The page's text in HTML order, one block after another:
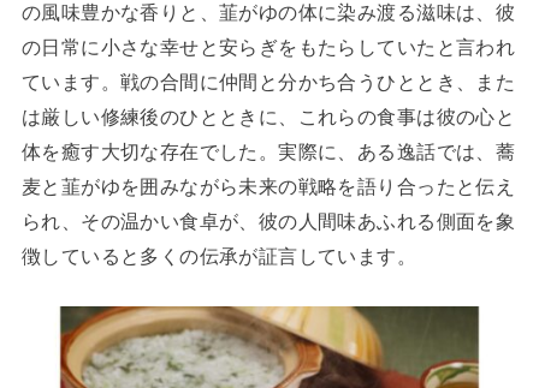
の風味豊かな香りと、韮がゆの体に染み渡る滋味は、彼
の日常に小さな幸せと安らぎをもたらしていたと言われ
ています。戦の合間に仲間と分かち合うひととき、また
は厳しい修練後のひとときに、これらの食事は彼の心と
体を癒す大切な存在でした。実際に、ある逸話では、蕎
麦と韮がゆを囲みながら未来の戦略を語り合ったと伝え
られ、その温かい食卓が、彼の人間味あふれる側面を象
徴していると多くの伝承が証言しています。